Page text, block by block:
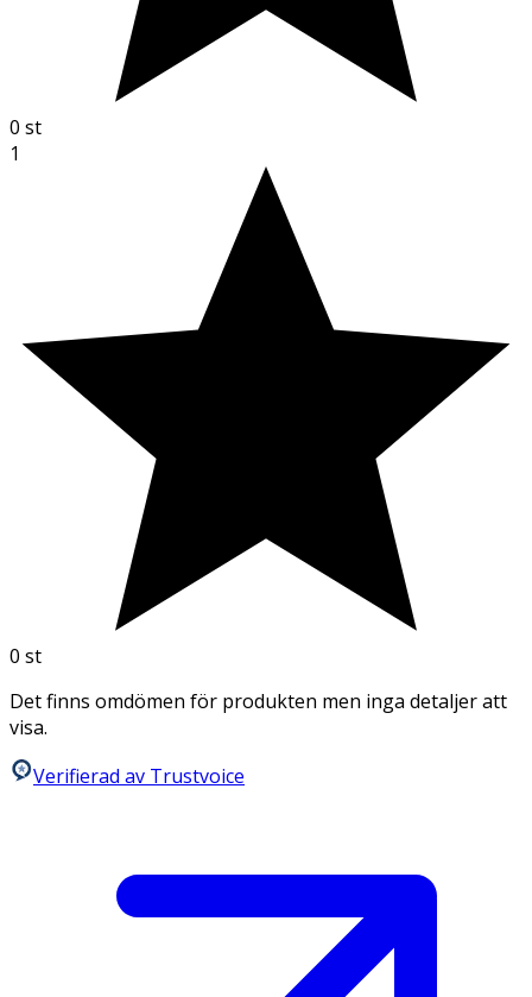
0 st
1
0 st
Det finns omdömen för produkten men inga detaljer att
visa.
Verifierad av Trustvoice